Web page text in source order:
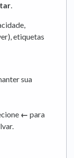
.
etiquetas
sua
← para